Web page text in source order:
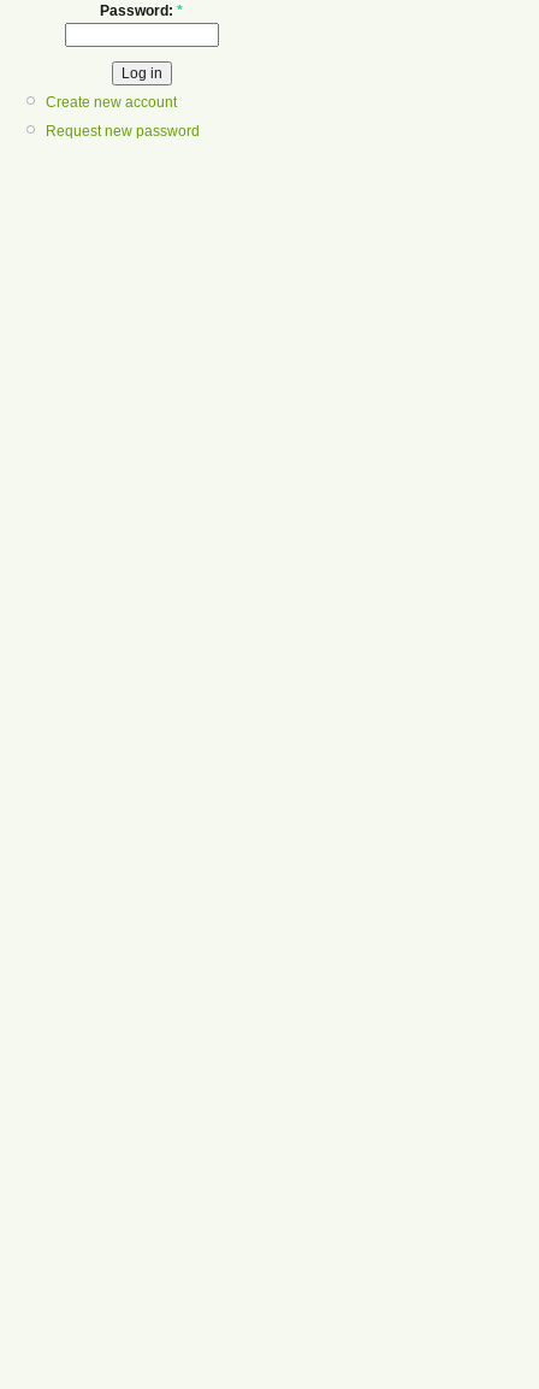
Password: *
Create new account
Request new password